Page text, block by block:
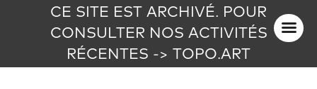
CE SITE EST ARCHIVÉ. POUR
CONSULTER NOS ACTIVITÉS
RÉCENTES -> TOPO.ART